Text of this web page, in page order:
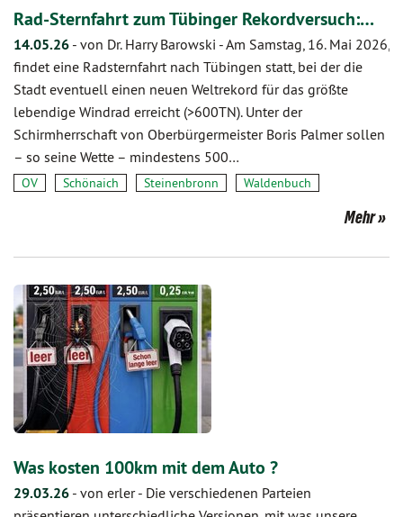
Rad-Sternfahrt zum Tübinger Rekordversuch:…
14.05.26 - von Dr. Harry Barowski -Am Samstag, 16. Mai 2026,
findet eine Radsternfahrt nach Tübingen statt, bei der die
Stadt eventuell einen neuen Weltrekord für das größte
lebendige Windrad erreicht (>600TN). Unter der
Schirmherrschaft von Oberbürgermeister Boris Palmer sollen
– so seine Wette – mindestens 500…
OV Schönaich Steinenbronn Waldenbuch
Mehr
Was kosten 100km mit dem Auto ?
29.03.26 - von erler- Die verschiedenen Parteien